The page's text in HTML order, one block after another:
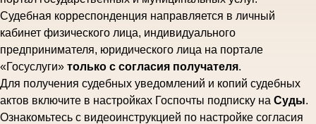
Судебная корреспонденция направляется в личный
кабинет физического лица, индивидуального
предпринимателя, юридического лица на портале
«Госуслуги» только с согласия получателя.
Для получения судебных уведомлений и копий судебных
актов включите в настройках Госпочты подписку на Суды.
Ознакомьтесь с видеоинструкцией по настройке согласия